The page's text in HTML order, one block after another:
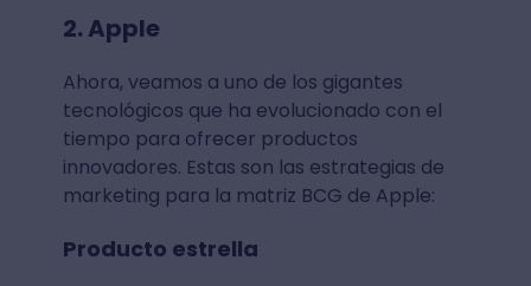
2. Apple
Ahora, veamos a uno de los gigantes
tecnológicos que ha evolucionado con el
tiempo para ofrecer productos
innovadores. Estas son las estrategias de
marketing para la matriz BCG de Apple:
Producto estrella